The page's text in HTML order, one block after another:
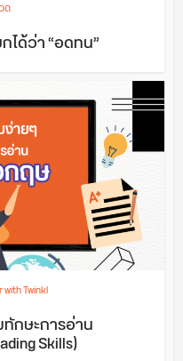
ด
ได้ว่า “อดทน”
Twinkl
กษะการอ่าน
Skills)